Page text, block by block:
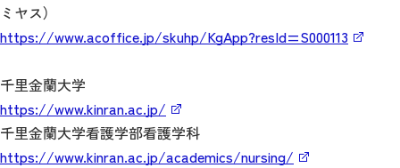
ミヤス）
https://www.acoffice.jp/skuhp/KgApp?resId=S000113
千里金蘭大学
https://www.kinran.ac.jp/
千里金蘭大学看護学部看護学科
https://www.kinran.ac.jp/academics/nursing/